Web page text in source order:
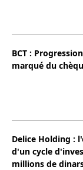
BCT :
marqué du
Delice Holding :
d'un cycle
millions de